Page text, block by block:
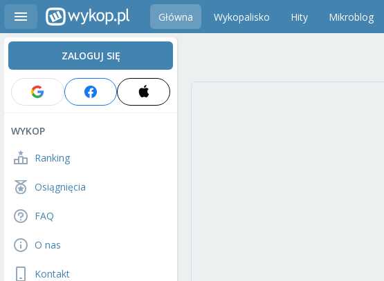
Główna Wykopalisko Hity Mikroblog
ZALOGUJ SIĘ
WYKOP
Ranking
Osiągnięcia
FAQ
O nas
Kontakt